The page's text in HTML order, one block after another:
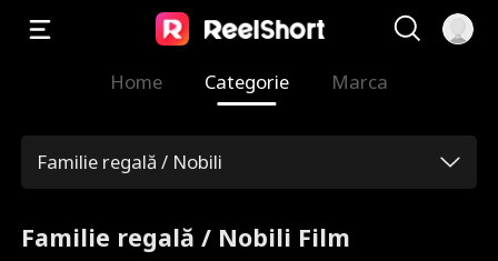
Home Categorie Marca
Familie regală / Nobili
Familie regală / Nobili Film